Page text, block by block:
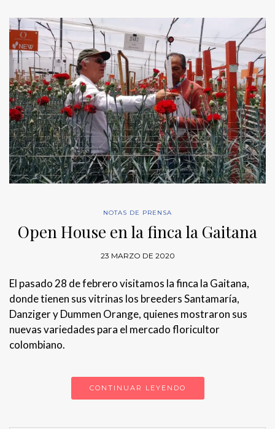
NOTAS DE PRENSA
Open House en la finca la Gaitana
23 MARZO DE 2020
El pasado 28 de febrero visitamos la finca la Gaitana,
donde tienen sus vitrinas los breeders Santamaría,
Danziger y Dummen Orange, quienes mostraron sus
nuevas variedades para el mercado floricultor
colombiano.
CONTINUAR LEYENDO